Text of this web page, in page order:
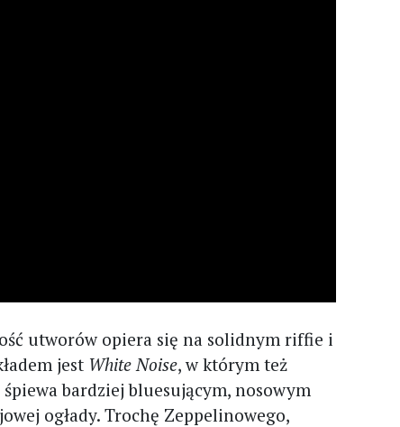
utworów opiera się na solidnym riffie i
jest White Noise, w którym też
śpiewa bardziej bluesującym, nosowym
ogłady. Trochę Zeppelinowego,